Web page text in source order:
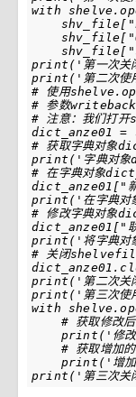
with shelve.
shv_file[
shv_file[
shv_file[
print ( '第一次
print ( '第二次
# 使用
# 参数
# 注意：我们打
dict_anze01
=
# 获取字典对象
print ( '字典对
# 在字典对象
dict_anze01 [ "
print ( '在字典
# 修改字典对象
dict_anze01 [ "
print ( '将字典
# 关闭
dict_anze01 .
print ( '第二次
print ( '第三次使
with shelve.
# 获取修改
print ( '修
# 获取增加
print ( '增
print ( '第三次